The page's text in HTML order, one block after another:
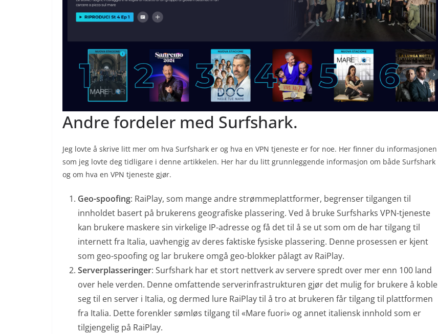
Andre fordeler med Surfshark.
Jeg lovte å skrive litt mer om hva Surfshark er og hva en VPN tjeneste er for noe. Her finner du informasjonen
som jeg lovte deg tidligare i denne artikkelen. Her har du litt grunnleggende informasjon om både Surfshark
og om hva en VPN tjeneste gjør.
Geo-spoofing: RaiPlay, som mange andre strømmeplattformer, begrenser tilgangen til
innholdet basert på brukerens geografiske plassering. Ved å bruke Surfsharks VPN-tjeneste
kan brukere maskere sin virkelige IP-adresse og få det til å se ut som om de har tilgang til
internett fra Italia, uavhengig av deres faktiske fysiske plassering. Denne prosessen er kjent
som geo-spoofing og lar brukere omgå geo-blokker pålagt av RaiPlay.
Serverplasseringer: Surfshark har et stort nettverk av servere spredt over mer enn 100 land
over hele verden. Denne omfattende serverinfrastrukturen gjør det mulig for brukere å koble
seg til en server i Italia, og dermed lure RaiPlay til å tro at brukeren får tilgang til plattformen
fra Italia. Dette forenkler sømløs tilgang til «Mare fuori» og annet italiensk innhold som er
tilgjengelig på RaiPlay.